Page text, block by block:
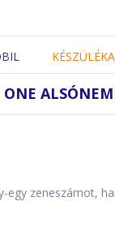
ONE
zeneszámot,